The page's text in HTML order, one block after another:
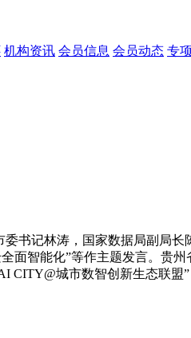
机构资讯 会员信息 会员动态 专
记林涛，国家数据局副局长
智能化”等作主题发言。贵
CITY@城市数智创新生态联盟